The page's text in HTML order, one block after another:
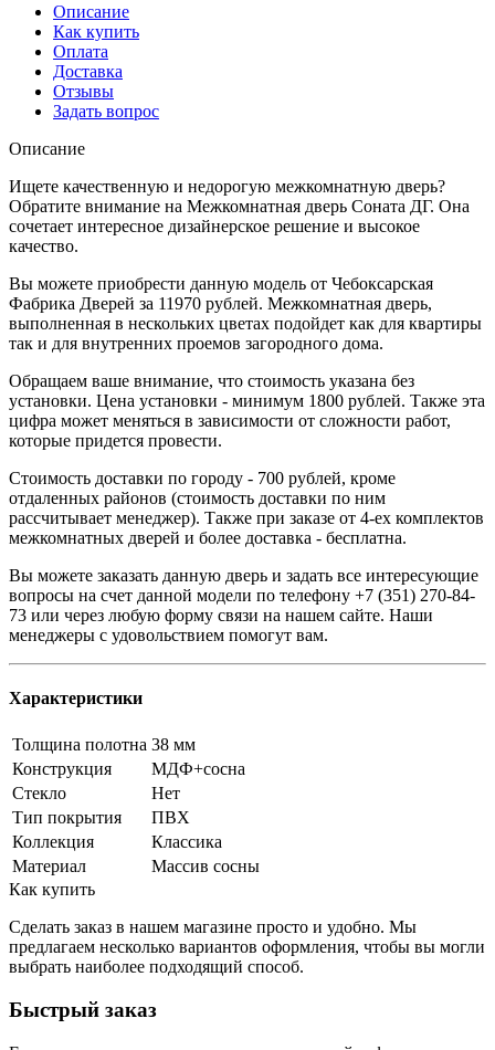
Описание
Как купить
Оплата
Доставка
Отзывы
Задать вопрос
Описание
Ищете качественную и недорогую межкомнатную дверь?
Обратите внимание на Межкомнатная дверь Соната ДГ. Она
сочетает интересное дизайнерское решение и высокое
качество.
Вы можете приобрести данную модель от Чебоксарская
Фабрика Дверей за 11970 рублей. Межкомнатная дверь,
выполненная в нескольких цветах подойдет как для квартиры
так и для внутренних проемов загородного дома.
Обращаем ваше внимание, что стоимость указана без
установки. Цена установки - минимум 1800 рублей. Также эта
цифра может меняться в зависимости от сложности работ,
которые придется провести.
Стоимость доставки по городу - 700 рублей, кроме
отдаленных районов (стоимость доставки по ним
рассчитывает менеджер). Также при заказе от 4-ех комплектов
межкомнатных дверей и более доставка - бесплатна.
Вы можете заказать данную дверь и задать все интересующие
вопросы на счет данной модели по телефону +7 (351) 270-84-
73 или через любую форму связи на нашем сайте. Наши
менеджеры с удовольствием помогут вам.
Характеристики
Толщина полотна 38 мм
Конструкция
МДФ+сосна
Стекло
Нет
Тип покрытия
ПВХ
Коллекция
Классика
Материал
Массив сосны
Как купить
Сделать заказ в нашем магазине просто и удобно. Мы
предлагаем несколько вариантов оформления, чтобы вы могли
выбрать наиболее подходящий способ.
Быстрый заказ